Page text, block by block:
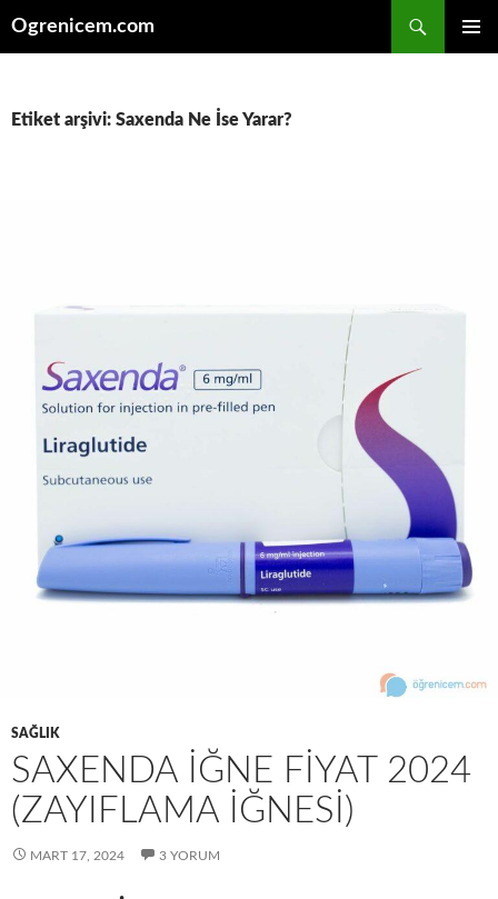
Ogrenicem.com
Etiket arşivi: Saxenda Ne İse Yarar?
SAĞLIK
SAXENDA İĞNE FIYAT 2024
(ZAYIFLAMA İĞNESI)
MART 17, 2024 3 YORUM